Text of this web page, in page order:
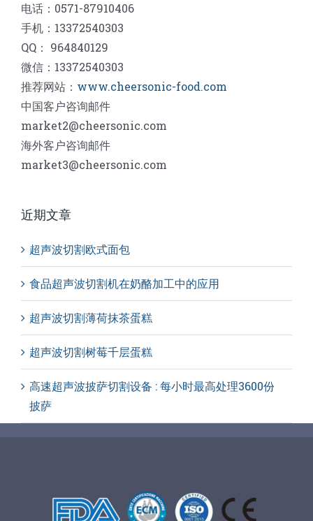
电话：0571-87910406
手机：13372540303
QQ： 964840129
微信：13372540303
推荐网站： www.cheersonic-food.com
中国客户咨询邮件
market2@cheersonic.com
海外客户咨询邮件
market3@cheersonic.com
近期文章
超声波切割欧式面包
食品超声波切割机在奶酪加工中的应用
超声波切割薄荷抹茶蛋糕
超声波切割树莓千层蛋糕
高速超声波披萨切割设备 : 每小时最高处理3600份
披萨